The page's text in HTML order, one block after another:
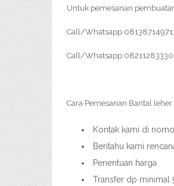
Untuk pemesanan
Call/Whatsapp
Call/Whatsapp
Cara Pemesanan Bantal leher
Kontak kami di
Beritahu kami
Penentuan harga
Transfer dp minimal